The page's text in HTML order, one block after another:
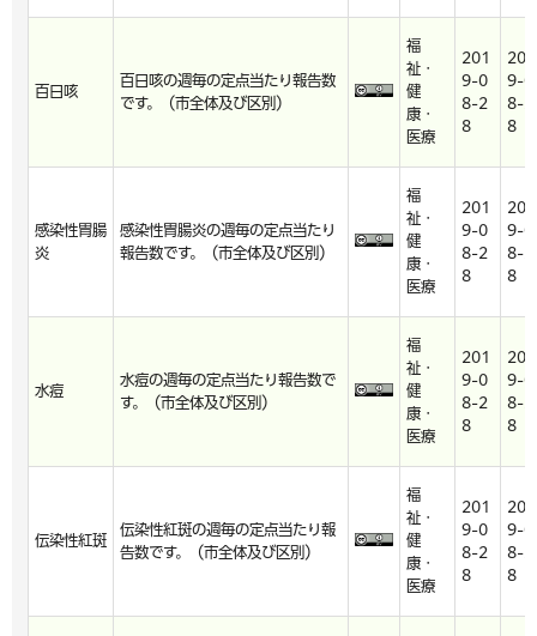
百日咳
百日咳の週毎の定点当たり報告数
です。（市全体及び区別）
福
祉・
健
康・
医療
201
9-0
8-2
8
201
9-0
8-2
8
感染性胃腸
炎
感染性胃腸炎の週毎の定点当たり
報告数です。（市全体及び区別）
福
祉・
健
康・
医療
201
9-0
8-2
8
201
9-0
8-2
8
水痘
水痘の週毎の定点当たり報告数で
す。（市全体及び区別）
福
祉・
健
康・
医療
201
9-0
8-2
8
201
9-0
8-2
8
伝染性紅斑
伝染性紅斑の週毎の定点当たり報
告数です。（市全体及び区別）
福
祉・
健
康・
医療
201
9-0
8-2
8
201
9-0
8-2
8